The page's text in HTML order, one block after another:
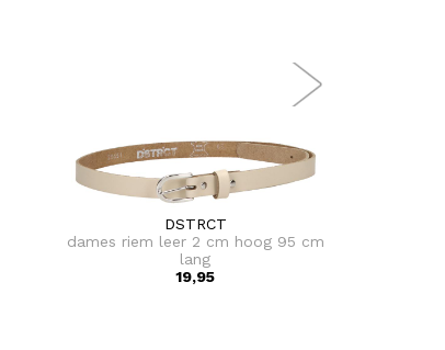
DSTRCT
dames riem leer 2 cm hoog 95 cm
lang
19,95